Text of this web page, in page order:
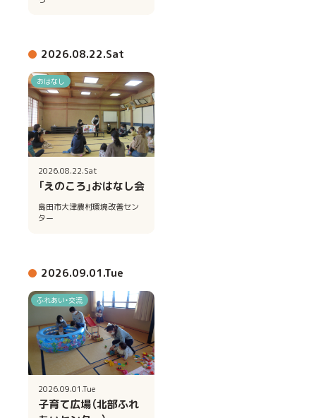
2026.08.22.Sat
おはなし
2026.08.22.Sat
「えのころ」おはなし会
島田市大津農村環境改善セン
ター
2026.09.01.Tue
ふれあい・交流
2026.09.01.Tue
子育て広場（北部ふれ